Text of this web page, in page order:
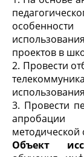
проектов в
2. Провести
3. Провести
апробации
методической
Объект